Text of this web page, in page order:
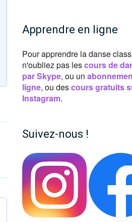
Apprendre en ligne
Pour apprendre la danse
n'oubliez pas lescours de
par Skype, ou un
ligne, ou descours gratuits
Instagram.
Suivez-nous !